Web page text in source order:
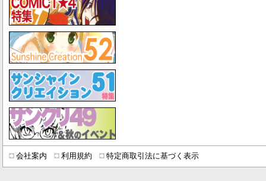
会社案内 利用規約 特定商取引法に基づく表示